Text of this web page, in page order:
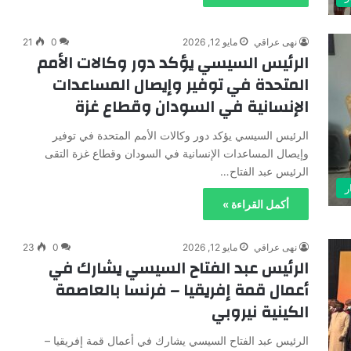
نهى عراقي مايو 12, 2026 0
21
الرئيس السيسي يؤكد دور وكالات الأمم
المتحدة في توفير وإيصال المساعدات
الإنسانية في السودان وقطاع غزة
الرئيس السيسي يؤكد دور وكالات الأمم المتحدة في توفير
وإيصال المساعدات الإنسانية في السودان وقطاع غزة التقى
الرئيس عبد الفتاح…
أكمل القراءة »
نهى عراقي مايو 12, 2026 0
23
الرئيس عبد الفتاح السيسي يشارك في
أعمال قمة إفريقيا – فرنسا بالعاصمة
الكينية نيروبي
الرئيس عبد الفتاح السيسي يشارك في أعمال قمة إفريقيا –